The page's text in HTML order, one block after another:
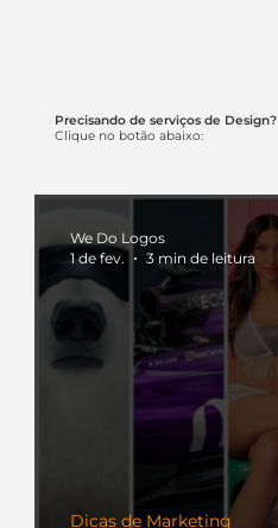
Precisando de serviços de Design?
Clique no botão abaixo:
Dicas de Marketing
We Do Logos
1 de fev.
3 min de leitura